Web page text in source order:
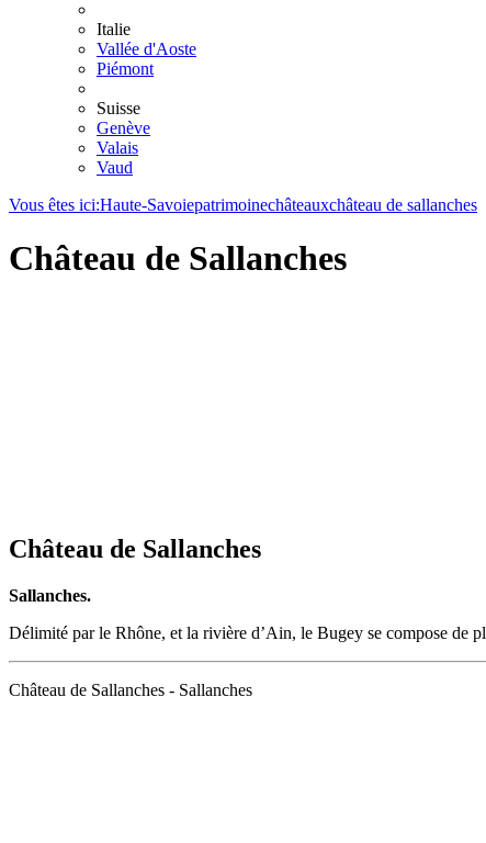
Italie
Vallée d'Aoste
Piémont
Suisse
Genève
Valais
Vaud
Vous êtes ici:Haute-Savoiepatrimoinechâteauxchâteau de sallanches
Château de Sallanches
Château de Sallanches
Sallanches.
Délimité par le Rhône, et la rivière d’Ain, le Bugey se compose de
Château de Sallanches - Sallanches